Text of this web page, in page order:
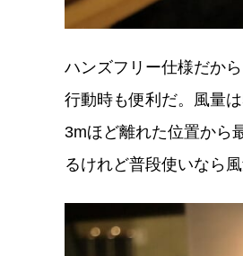
ハンズフリー仕様だか
行動時も便利だ。風量
3mほど離れた位置から
るけれど普段使いなら